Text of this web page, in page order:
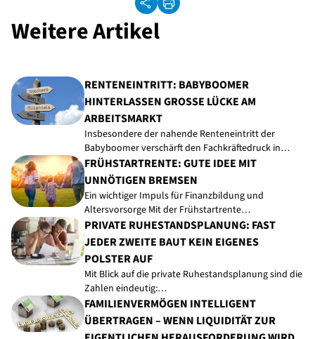
Weitere Artikel
RENTENEINTRITT: BABYBOOMER
HINTERLASSEN GROSSE LÜCKE AM A
RBEITSMARKT
Insbesondere der nahende Renteneintritt der
Babyboomer verschärft den Fachkräftedruck in…
FRÜHSTARTRENTE: GUTE IDEE MIT
UNNÖTIGEN BREMSEN
Ein wichtiger Impuls für Finanzbildung und
Altersvorsorge Mit der Frühstartrente…
PRIVATE RUHESTANDSPLANUNG: FAST
JEDER ZWEITE BAUT KEIN EIGENES
POLSTER AUF
Mit Blick auf die private Ruhestandsplanung sind die
Zahlen eindeutig:…
FAMILIENVERMÖGEN INTELLIGENT
ÜBERTRAGEN – WENN LIQUIDITÄT ZUR